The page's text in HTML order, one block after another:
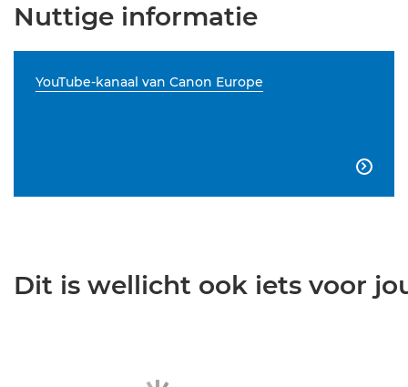
Nuttige informatie
YouTube-kanaal van Canon Europe

Dit is wellicht ook iets voor